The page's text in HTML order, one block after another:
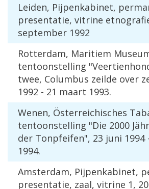
Leiden, Pijpenkabinet,
presentatie, vitrine
september 1992
Rotterdam, Maritiem
tentoonstelling "
twee, Columbus zeilde over
1992 - 21 maart 1993.
Wenen, Österreichisches
tentoonstelling "Die 2000 Jä
der Tonpfeifen", 23 juni 1994
1994.
Amsterdam, Pijpenkabinet,
presentatie, zaal, vitrine 1,